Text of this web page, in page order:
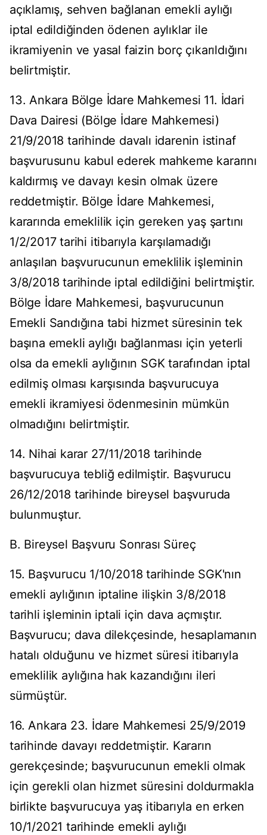
açıklamış, sehven bağlanan emekli aylığı
iptal edildiğinden ödenen aylıklar ile
ikramiyenin ve yasal faizin borç çıkarıldığını
belirtmiştir.
13. Ankara Bölge İdare Mahkemesi 11. İdari
Dava Dairesi (Bölge İdare Mahkemesi)
21/9/2018 tarihinde davalı idarenin istinaf
başvurusunu kabul ederek mahkeme kararını
kaldırmış ve davayı kesin olmak üzere
reddetmiştir. Bölge İdare Mahkemesi,
kararında emeklilik için gereken yaş şartını
1/2/2017 tarihi itibarıyla karşılamadığı
anlaşılan başvurucunun emeklilik işleminin
3/8/2018 tarihinde iptal edildiğini belirtmiştir.
Bölge İdare Mahkemesi, başvurucunun
Emekli Sandığına tabi hizmet süresinin tek
başına emekli aylığı bağlanması için yeterli
olsa da emekli aylığının SGK tarafından iptal
edilmiş olması karşısında başvurucuya
emekli ikramiyesi ödenmesinin mümkün
olmadığını belirtmiştir.
14. Nihai karar 27/11/2018 tarihinde
başvurucuya tebliğ edilmiştir. Başvurucu
26/12/2018 tarihinde bireysel başvuruda
bulunmuştur.
B. Bireysel Başvuru Sonrası Süreç
15. Başvurucu 1/10/2018 tarihinde SGK'nın
emekli aylığının iptaline ilişkin 3/8/2018
tarihli işleminin iptali için dava açmıştır.
Başvurucu; dava dilekçesinde, hesaplamanın
hatalı olduğunu ve hizmet süresi itibarıyla
emeklilik aylığına hak kazandığını ileri
sürmüştür.
16. Ankara 23. İdare Mahkemesi 25/9/2019
tarihinde davayı reddetmiştir. Kararın
gerekçesinde; başvurucunun emekli olmak
için gerekli olan hizmet süresini doldurmakla
birlikte başvurucuya yaş itibarıyla en erken
10/1/2021 tarihinde emekli aylığı